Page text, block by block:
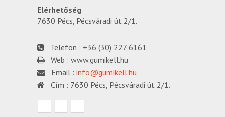
Elérhetőség
7630 Pécs, Pécsváradi út 2/1.
Telefon : +36 (30) 227 6161
Web : www.gumikell.hu
Email : info@gumikell.hu
Cím : 7630 Pécs, Pécsváradi út 2/1.